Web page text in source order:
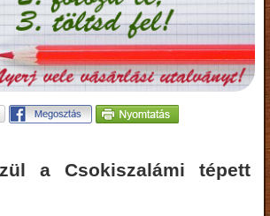
a Csokiszalámi tépett